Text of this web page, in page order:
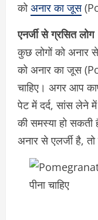
कोअनार का जूस
एनर्जी से ग्रसित लोग
कुछ लोगों को अनार से
को अनार का जूस
चाहिए। अगर आप
पेट में दर्द, सांस लेने
की समस्या हो
अनार से एलर्जी है,